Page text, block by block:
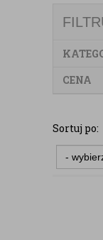
CENA
Sortuj po: